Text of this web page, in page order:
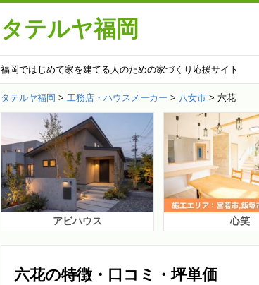
タテルヤ福岡
福岡ではじめて家を建てる人のための家づくり応援サイト
タテルヤ福岡 > 工務店・ハウスメーカー > 八女市 > 六花
アビハウス 心笑
六花の特徴・口コミ・坪単価